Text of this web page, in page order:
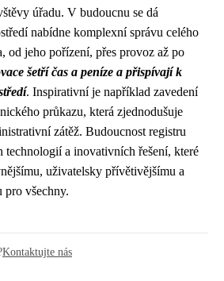
úřadu. V budoucnu se dá
nabídne komplexní správu celého
od jeho pořízení, přes provoz až po
šetří čas a peníze a přispívají k
. Inspirativní je například zavedení
průkazu, která zjednodušuje
zátěž. Budoucnost registru
technologií a inovativních řešení, které
uživatelsky přívětivějšímu a
pro všechny.
Kontaktujte nás